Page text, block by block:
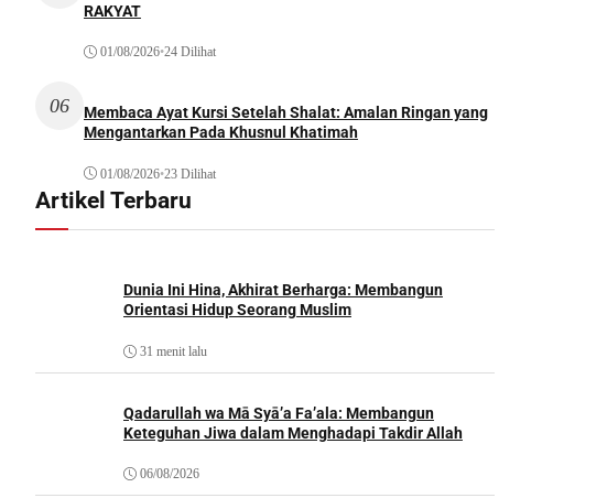
RAKYAT
01/08/2026•24 Dilihat
06
Membaca Ayat Kursi Setelah Shalat: Amalan Ringan yang
Mengantarkan Pada Khusnul Khatimah
01/08/2026•23 Dilihat
Artikel Terbaru
Dunia Ini Hina, Akhirat Berharga: Membangun
Orientasi Hidup Seorang Muslim
31 menit lalu
Qadarullah wa Mā Syā’a Fa’ala: Membangun
Keteguhan Jiwa dalam Menghadapi Takdir Allah
06/08/2026